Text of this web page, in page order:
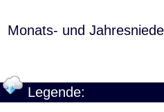
Monats- und
Legende: